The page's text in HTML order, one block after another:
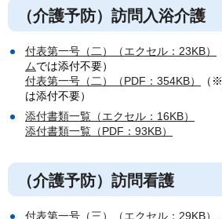
（介護予防）訪問入浴介護
付表第一号（二）（エクセル：23KB）
ムでは添付不要）
付表第一号（二）（PDF：354KB）
（※
は添付不要）
添付書類一覧（エクセル：16KB）
添付書類一覧（PDF：93KB）
（介護予防）訪問看護
付表第一号（三）（エクセル：29KB）